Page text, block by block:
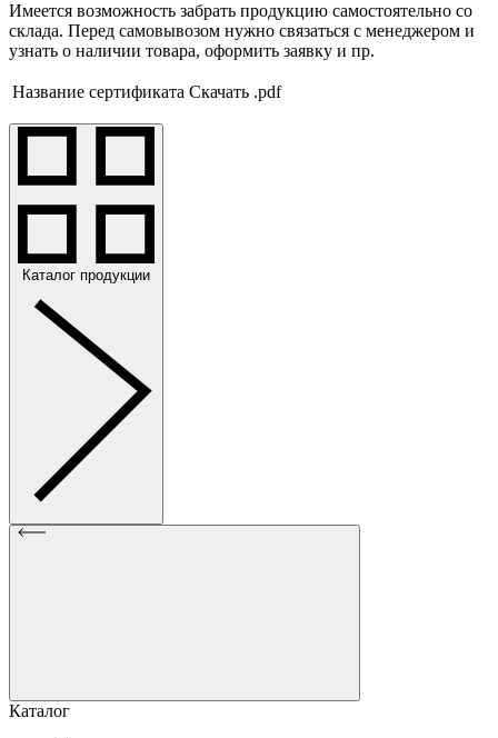
Имеется возможность забрать продукцию самостоятельно со
склада. Перед самовывозом нужно связаться с менеджером и
узнать о наличии товара, оформить заявку и пр.
Название сертификата Скачать .pdf
Каталог продукции
Каталог